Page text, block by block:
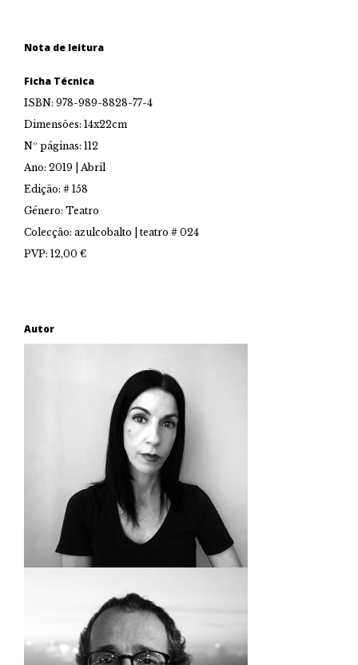
Nota de leitura
Ficha Técnica
ISBN: 978-989-8828-77-4
Dimensões: 14x22cm
Nº páginas: 112
Ano: 2019 | Abril
Edição: # 158
Género: Teatro
Colecção: azulcobalto | teatro # 024
PVP: 12,00 €
Autor